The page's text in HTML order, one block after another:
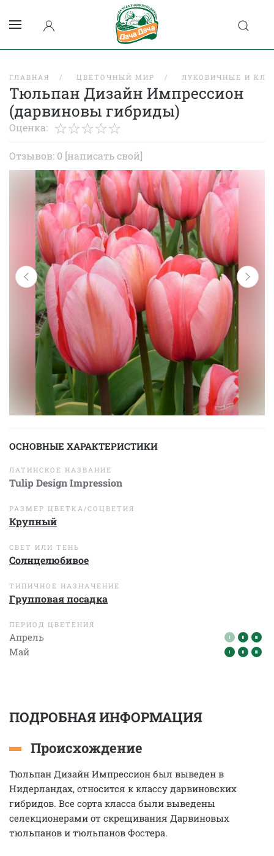
ГЛАВНАЯ ЦВЕТОЧНЫЙ МИР ЛУКОВИЧНЫЕ И
Тюльпан Дизайн Импрессион
(дарвиновы гибриды)
Оценка:
Отзывов: 0 [написать свой]
ОСНОВНЫЕ ХАРАКТЕРИСТИКИ
ЛАТИНСКОЕ НАЗВАНИЕ
Tulip Design Impression
РАЗМЕР ЦВЕТКА/СОЦВЕТИЯ
Крупный
СВЕТ ИЛИ ТЕНЬ
Солнцелюбивое
ТИПИЧНОЕ НАЗНАЧЕНИЕ
Групповая посадка
ПЕРИОД ЦВЕТЕНИЯ
Апрель
Май
ПОДРОБНАЯ ИНФОРМАЦИЯ
Происхождение
Тюльпан Дизайн Импрессион был выведен в
Нидерландах, относится к классу дарвиновских
гибридов. Все сорта класса были выведены
селекционерами от скрещивания Дарвиновых
тюльпанов и тюльпанов Фостера.